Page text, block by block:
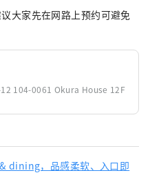
大家先在网路上预约可避免
104-0061 Okura House 12F
dining，品感柔软、入口即